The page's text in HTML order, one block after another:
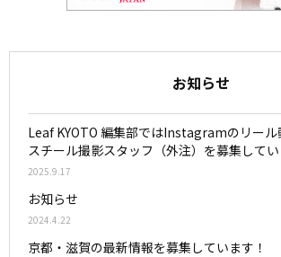
お知らせ
Leaf KYOTO 編集部ではInstagramのリー
スチール撮影スタッフ（外注）を募集してい
2025.9.17
お知らせ
2024.4.22
京都・滋賀の最新情報を募集しています！